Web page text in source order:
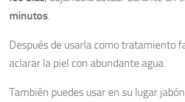
minutos.
Después de usarla como tratamiento
aclarar la piel con abundante agua.
También puedes usar en su lugar